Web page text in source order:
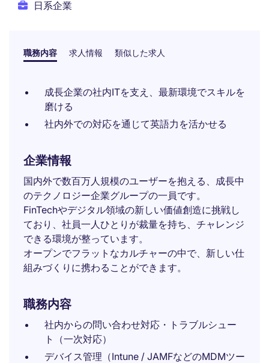
日系企業
職務内容 求人情報 類似した求人
成長企業の社内ITを支え、最新環境でスキルを
磨ける
社内外での対応を通じて英語力を活かせる
企業情報
国内外で数百万人規模のユーザーを抱える、成長中
のテクノロジー企業グループの一員です。
FinTechやデジタル領域の新しい価値創造に挑戦し
ており、社員一人ひとりが裁量を持ち、チャレンジ
できる環境が整っています。
オープンでフラットなカルチャーの中で、新しい仕
組みづくりに携わることができます。
職務内容
社内からの問い合わせ対応・トラブルシュー
ト（一次対応）
デバイス管理（Intune / JAMFなどのMDMツー